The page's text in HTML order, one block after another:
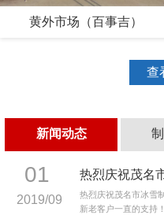
黄外市场（百事吉）
查
新闻动态
01
2019/09
热烈庆祝茂名市冰雪
新老客户一直的支持